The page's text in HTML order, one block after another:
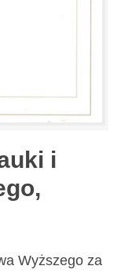
i
Wyższego za